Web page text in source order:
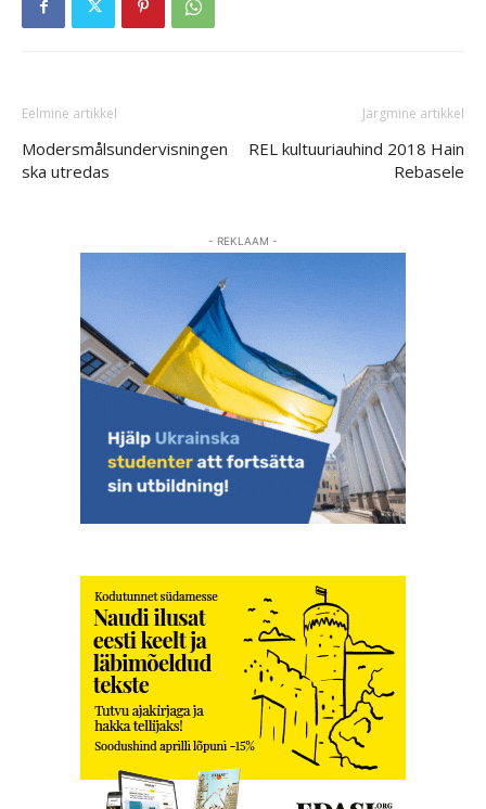
Eelmine artikkel
Modersmålsundervisningen
ska utredas
Järgmine artikkel
REL kultuuriauhind 2018 Hain
Rebasele
- REKLAAM -